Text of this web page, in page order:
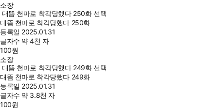
소장
대뜸 천마로 착각당했다 250화 선택
대뜸 천마로 착각당했다 250화
등록일 2025.01.31
글자수 약 4천 자
100원
소장
대뜸 천마로 착각당했다 249화 선택
대뜸 천마로 착각당했다 249화
등록일 2025.01.31
글자수 약 3.8천 자
100원